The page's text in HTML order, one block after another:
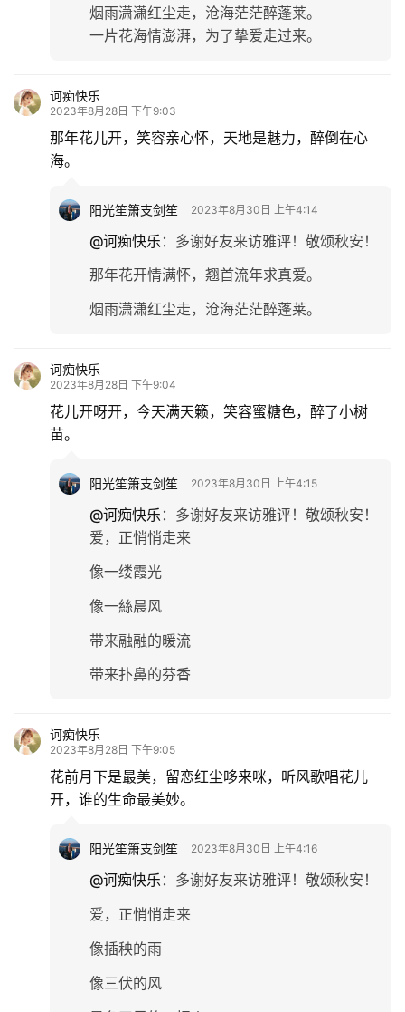
登录 注册
烟雨潇潇红尘走，沧海茫茫醉蓬莱。
一片花海情澎湃，为了挚爱走过来。
诃痴快乐
2023年8月28日 下午9:03
那年花儿开，笑容亲心怀，天地是魅力，醉倒在心
海。
阳光笙箫支剑笙 2023年8月30日 上午4:14
@诃痴快乐 ： 多谢好友来访雅评！敬颂秋安！
那年花开情满怀，翘首流年求真爱。
烟雨潇潇红尘走，沧海茫茫醉蓬莱。
诃痴快乐
2023年8月28日 下午9:04
花儿开呀开，今天满天籁，笑容蜜糖色，醉了小树
苗。
阳光笙箫支剑笙 2023年8月30日 上午4:15
@诃痴快乐 ： 多谢好友来访雅评！敬颂秋安！
爱，正悄悄走来
像一缕霞光
像一絲晨风
带来融融的暖流
带来扑鼻的芬香
诃痴快乐
2023年8月28日 下午9:05
花前月下是最美，留恋红尘哆来咪，听风歌唱花儿
开，谁的生命最美妙。
阳光笙箫支剑笙 2023年8月30日 上午4:16
@诃痴快乐 ： 多谢好友来访雅评！敬颂秋安！
爱，正悄悄走来
像插秧的雨
像三伏的风